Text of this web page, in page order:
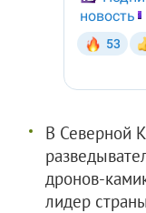
В Северной
дронов-
лидер